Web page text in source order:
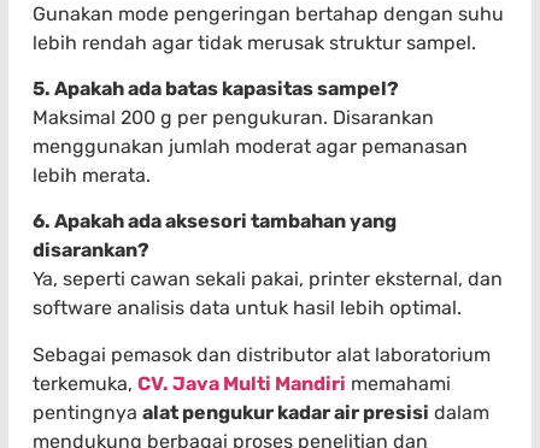
Gunakan mode pengeringan bertahap dengan suhu
lebih rendah agar tidak merusak struktur sampel.
5. Apakah ada batas kapasitas sampel?
Maksimal 200 g per pengukuran. Disarankan
menggunakan jumlah moderat agar pemanasan
lebih merata.
6. Apakah ada aksesori tambahan yang
disarankan?
Ya, seperti cawan sekali pakai, printer eksternal, dan
software analisis data untuk hasil lebih optimal.
Sebagai pemasok dan distributor alat laboratorium
terkemuka, CV. Java Multi Mandiri memahami
pentingnya alat pengukur kadar air presisi dalam
mendukung berbagai proses penelitian dan